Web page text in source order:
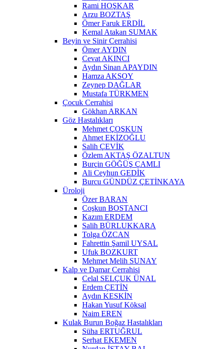
Rami HOŞKAR
Arzu BOZTAŞ
Ömer Faruk ERDİL
Kemal Atakan SUMAK
Beyin ve Sinir Cerrahisi
Ömer AYDIN
Cevat AKINCI
Aydın Sinan APAYDIN
Hamza AKSOY
Zeynep DAĞLAR
Mustafa TÜRKMEN
Çocuk Cerrahisi
Gökhan ARKAN
Göz Hastalıkları
Mehmet ÇOŞKUN
Ahmet EKİZOĞLU
Salih ÇEVİK
Özlem AKTAŞ ÖZALTUN
Burçin GÖĞÜŞ ÇAMLI
Ali Ceyhun GEDİK
Burcu GÜNDÜZ ÇETİNKAYA
Üroloji
Özer BARAN
Coşkun BOSTANCI
Kazım ERDEM
Salih BÜRLUKKARA
Tolga ÖZCAN
Fahrettin Şamil UYSAL
Ufuk BOZKURT
Mehmet Melih SUNAY
Kalp ve Damar Cerrahisi
Celal SELÇUK ÜNAL
Erdem ÇETİN
Aydın KESKİN
Hakan Yusuf Köksal
Naim EREN
Kulak Burun Boğaz Hastalıkları
Süha ERTUĞRUL
Serhat EKEMEN